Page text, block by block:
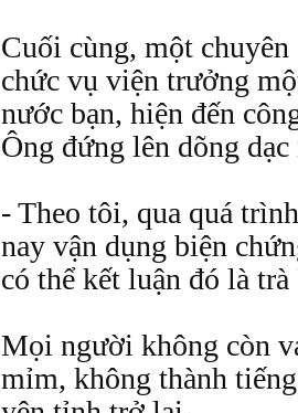
Cuối cùng, một
chức vụ viện trưởng
nước bạn, hiện đến
Ông đứng lên dõng
- Theo tôi, qua quá
nay vận dụng biện
có thể kết luận đó là trà
Mọi người không còn
mỉm, không thành